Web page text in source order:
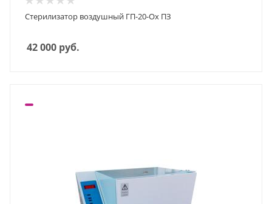
Стерилизатор воздушный ГП-20-Ох ПЗ
42 000 руб.